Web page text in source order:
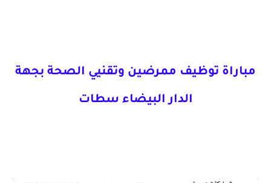
مباراة توظيف ممرضين وتقنيي الصحة بجهة
الدار البيضاء سطات